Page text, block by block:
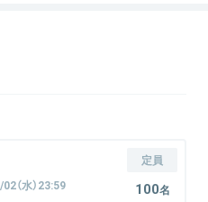
（水）23:59
定員
100名